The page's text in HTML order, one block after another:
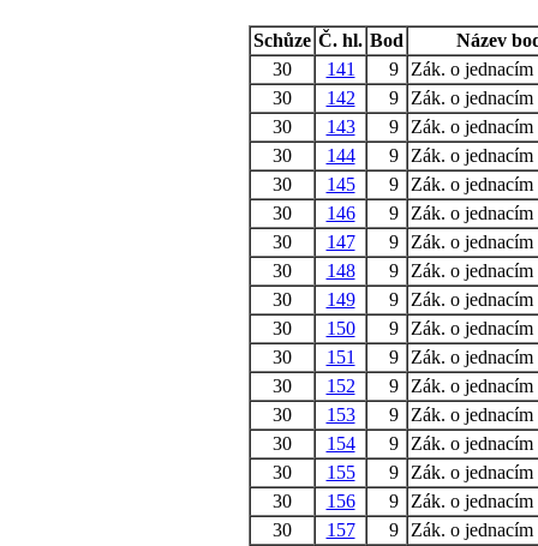
Schůze Č. hl. Bod
Název
30
141 9
Zák. o jednacím
30
142 9
Zák. o jednacím
30
143 9
Zák. o jednacím
30
144 9
Zák. o jednacím
30
145 9
Zák. o jednacím
30
146 9
Zák. o jednacím
30
147 9
Zák. o jednacím
30
148 9
Zák. o jednacím
30
149 9
Zák. o jednacím
30
150 9
Zák. o jednacím
30
151 9
Zák. o jednacím
30
152 9
Zák. o jednacím
30
153 9
Zák. o jednacím
30
154 9
Zák. o jednacím
30
155 9
Zák. o jednacím
30
156 9
Zák. o jednacím
30
157 9
Zák. o jednacím